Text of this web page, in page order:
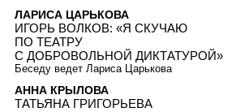
ЛАРИСА ЦАРЬКОВА
ИГОРЬ ВОЛКОВ: «Я СКУЧАЮ
ПО ТЕАТРУ
С ДОБРОВОЛЬНОЙ ДИКТАТУРОЙ»
Беседу ведет Лариса Царькова
АННА КРЫЛОВА
ТАТЬЯНА ГРИГОРЬЕВА